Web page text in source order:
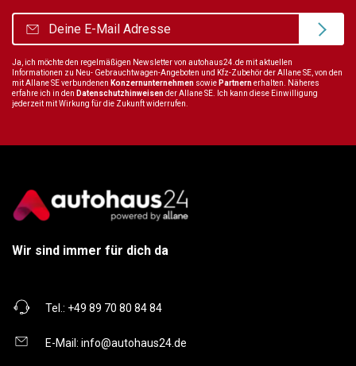
Ja, ich möchte den regelmäßigen Newsletter von autohaus24.de mit aktuellen
Informationen zu Neu- Gebrauchtwagen-Angeboten und Kfz-Zubehör der Allane SE, von den
mit Allane SE verbundenen Konzernunternehmen sowie Partnernerhalten. Näheres
erfahre ich in den Datenschutzhinweisender Allane SE. Ich kann diese Einwilligung
jederzeit mit Wirkung für die Zukunft widerrufen.
Wir sind immer für dich da
Tel.: +49 89 70 80 84 84
E-Mail: info@autohaus24.de